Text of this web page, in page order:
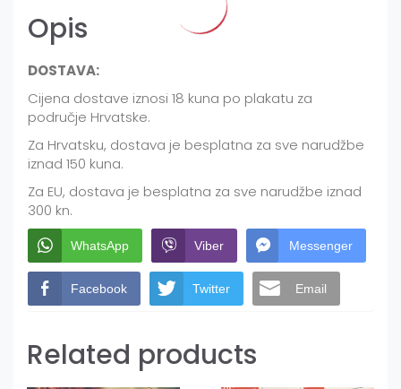
Opis
DOSTAVA:
Cijena dostave iznosi 18 kuna po plakatu za
područje Hrvatske.
Za Hrvatsku, dostava je besplatna za sve narudžbe
iznad 150 kuna.
Za EU, dostava je besplatna za sve narudžbe iznad
300 kn.
WhatsApp Viber Messenger
Facebook Twitter Email
Related products